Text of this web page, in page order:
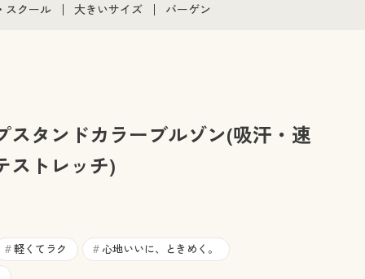
カタログ・チラシからのご注文
スクール
ア・ティーンズ下着
大きいサイズ
大きいサイズ レディース下着
大きいサイズ メンズ
バーゲン
スタンドカラーブルゾン(吸汗・速
ストレッチ)
# 軽くてラク # 心地いいに、ときめく。